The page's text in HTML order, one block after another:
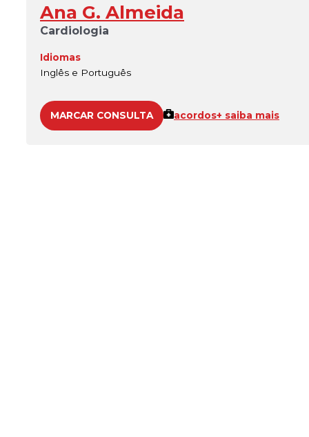
Ana G. Almeida
Cardiologia
Idiomas
Inglês e Português
MARCAR CONSULTA acordos+ saiba mais